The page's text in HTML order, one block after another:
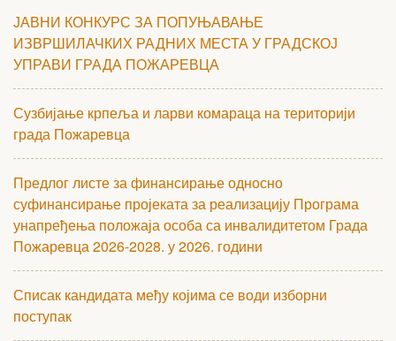
ЈАВНИ КОНКУРС ЗА ПОПУЊАВАЊЕ
ИЗВРШИЛАЧКИХ РАДНИХ МЕСТА У ГРАДСКОЈ
УПРАВИ ГРАДА ПОЖАРЕВЦА
Сузбијање крпеља и ларви комараца на територији
града Пожаревца
Предлог листе за финансирање односно
суфинансирање пројеката за реализацију Програма
унапређења положаја особа са инвалидитетом Града
Пожаревца 2026-2028. у 2026. години
Списак кандидата међу којима се води изборни
поступак